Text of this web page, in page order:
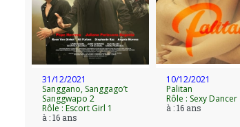
31/12/2021
Sanggano, Sanggago’t
Sanggwapo 2
Rôle : Escort Girl 1
à : 16 ans
10/12/2021
Palitan
Rôle : Sexy Dancer
à : 16 ans